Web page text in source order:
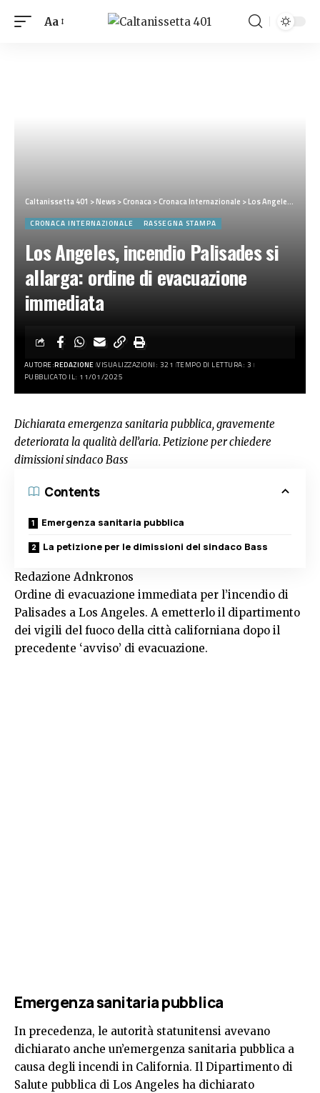
Aa
Caltanissetta 401 >News>Cronaca>Cronaca Internazionale >Los Angeles, incendio Palisades si allarga: ordine di evacuazione immediata
CRONACA INTERNAZIONALE RASSEGNA STAMPA
Los Angeles, incendio Palisades si
allarga: ordine di evacuazione
immediata
AUTORE:REDAZIONE VISUALIZZAZIONI: 321 TEMPO DI LETTURA: 3
PUBBLICATO IL: 11/01/2025
Dichiarata emergenza sanitaria pubblica, gravemente
deteriorata la qualità dell’aria. Petizione per chiedere
dimissioni sindaco Bass
Contents
Emergenza sanitaria pubblica
La petizione per le dimissioni del sindaco Bass
Redazione Adnkronos
Ordine di evacuazione immediata per l’incendio di
Palisades a Los Angeles. A emetterlo il dipartimento
dei vigili del fuoco della città californiana dopo il
precedente ‘avviso’ di evacuazione.
Emergenza sanitaria pubblica
In precedenza, le autorità statunitensi avevano
dichiarato anche un’emergenza sanitaria pubblica a
causa degli incendi in California. Il Dipartimento di
Salute pubblica di Los Angeles ha dichiarato